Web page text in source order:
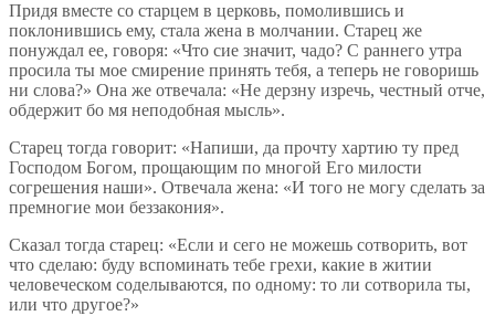
Придя вместе со старцем в церковь, помолившись и
поклонившись ему, стала жена в молчании. Старец же
понуждал ее, говоря: «Что сие значит, чадо? С раннего утра
просила ты мое смирение принять тебя, а теперь не говоришь
ни слова?» Она же отвечала: «Не дерзну изречь, честный отче,
обдержит бо мя неподобная мысль».
Старец тогда говорит: «Напиши, да прочту хартию ту пред
Господом Богом, прощающим по многой Его милости
согрешения наши». Отвечала жена: «И того не могу сделать за
премногие мои беззакония».
Сказал тогда старец: «Если и сего не можешь сотворить, вот
что сделаю: буду вспоминать тебе грехи, какие в житии
человеческом соделываются, по одному: то ли сотворила ты,
или что другое?»